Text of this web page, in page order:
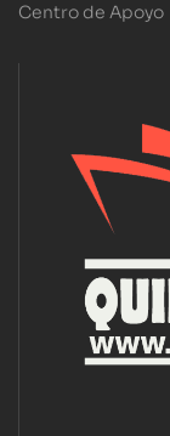
Centro de Apoyo